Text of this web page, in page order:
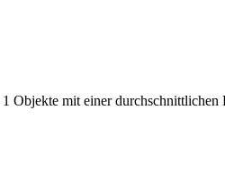
1 Objekte mit einer